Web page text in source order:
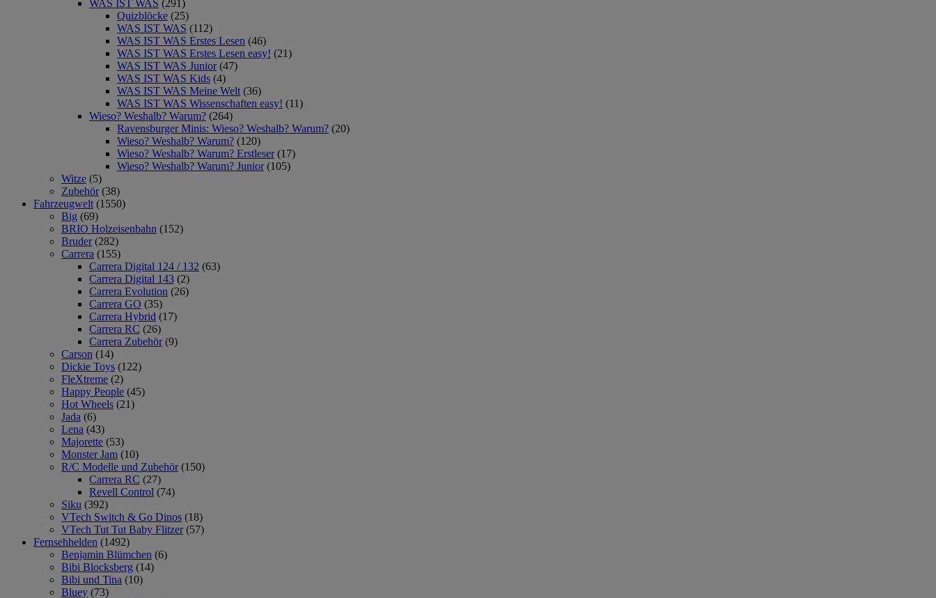
WAS IST WAS (291)
Quizblöcke (25)
WAS IST WAS (112)
WAS IST WAS Erstes Lesen (46)
WAS IST WAS Erstes Lesen easy! (21)
WAS IST WAS Junior (47)
WAS IST WAS Kids (4)
WAS IST WAS Meine Welt (36)
WAS IST WAS Wissenschaften easy! (11)
Wieso? Weshalb? Warum? (264)
Ravensburger Minis: Wieso? Weshalb? Warum? (20)
Wieso? Weshalb? Warum? (120)
Wieso? Weshalb? Warum? Erstleser (17)
Wieso? Weshalb? Warum? Junior (105)
Witze (5)
Zubehör (38)
Fahrzeugwelt (1550)
Big (69)
BRIO Holzeisenbahn (152)
Bruder (282)
Carrera (155)
Carrera Digital 124 / 132 (63)
Carrera Digital 143 (2)
Carrera Evolution (26)
Carrera GO (35)
Carrera Hybrid (17)
Carrera RC (26)
Carrera Zubehör (9)
Carson (14)
Dickie Toys (122)
FleXtreme (2)
Happy People (45)
Hot Wheels (21)
Jada (6)
Lena (43)
Majorette (53)
Monster Jam (10)
R/C Modelle und Zubehör (150)
Carrera RC (27)
Revell Control (74)
Siku (392)
VTech Switch & Go Dinos (18)
VTech Tut Tut Baby Flitzer (57)
Fernsehhelden (1492)
Benjamin Blümchen (6)
Bibi Blocksberg (14)
Bibi und Tina (10)
Bluey (73)